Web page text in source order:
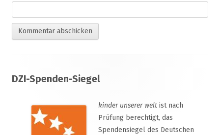
Inhalt
DZI-Spenden-Siegel
kinder unserer welt ist nach
Prüfung berechtigt, das
Spendensiegel des Deutschen